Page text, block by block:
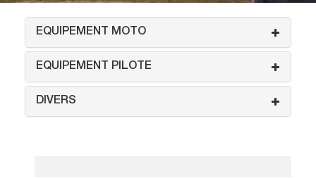
EQUIPEMENT MOTO
EQUIPEMENT PILOTE
DIVERS